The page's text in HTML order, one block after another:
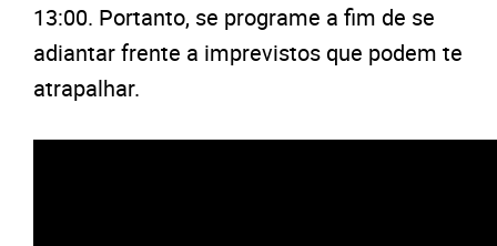
13:00. Portanto, se programe a fim de se
adiantar frente a imprevistos que podem te
atrapalhar.